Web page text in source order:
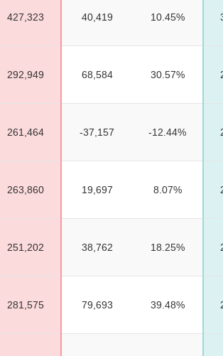
427,323 40,419 10.45%
292,949 68,584 30.57%
261,464 -37,157 -12.44%
263,860 19,697 8.07%
251,202 38,762 18.25%
281,575 79,693 39.48%